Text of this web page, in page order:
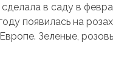
в саду в
появилась на
Зеленые,